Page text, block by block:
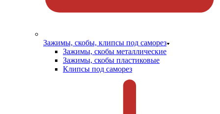
Зажимы, скобы, клипсы под саморез
Зажимы, скобы металлические
Зажимы, скобы пластиковые
Клипсы под саморез